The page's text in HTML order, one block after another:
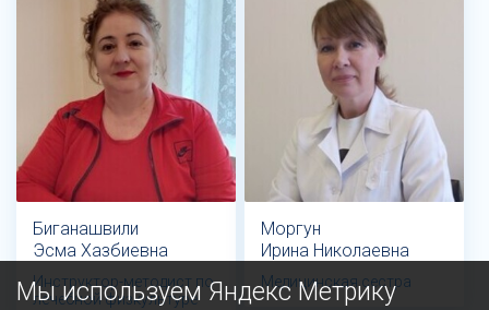
Биганашвили
Эсма Хазбиевна
Инструктор-методист по
лечебной физкультуре
Моргун
Ирина Николаевна
Медицинская сестра
Мы используем Яндекс Метрику